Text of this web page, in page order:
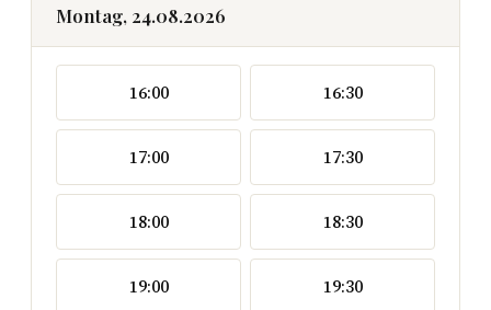
Montag, 24.08.2026
16:00 16:30
17:00 17:30
18:00 18:30
19:00 19:30